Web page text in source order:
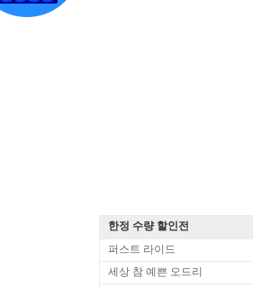
한정 수량 할인전
퍼스트 라이드
세상 참 예쁜 오드리